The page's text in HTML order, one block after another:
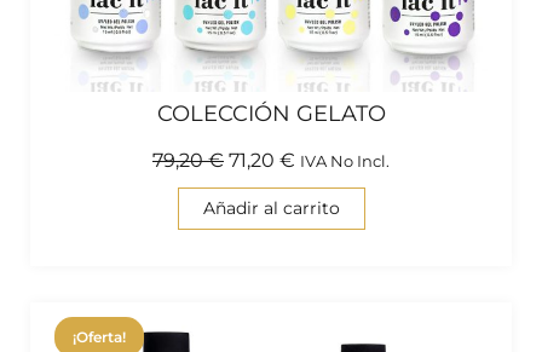
COLECCIÓN GELATO
79,20€ 71,20 € IVA No Incl.
Añadir al carrito
¡Oferta!